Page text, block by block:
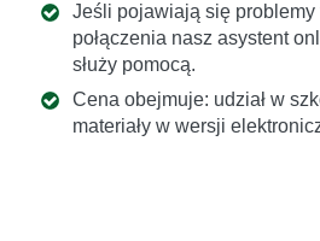
Jeśli pojawiają się
połączenia nasz asystent
służy pomocą.
Cena obejmuje: udział w
materiały w wersji